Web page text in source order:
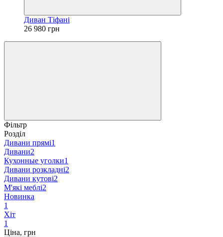
Диван Тіфані
26 980 грн
Фільтр
Розділ
Дивани прямі1
Дивани2
Кухонные уголки1
Дивани розкладні2
Дивани кутові2
М'які меблі2
Новинка
1
Хіт
1
Ціна, грн